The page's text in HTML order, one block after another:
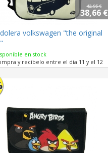
42,95 €
38,66 €
volkswagen "the original
en stock
y recíbelo entre el día 11 y el 12